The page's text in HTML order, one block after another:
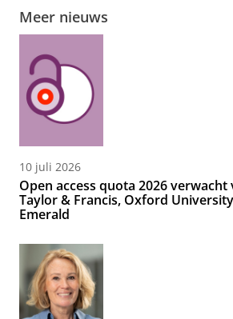
Meer nieuws
10 juli 2026
Open access quota 2026
Taylor & Francis, Oxford
Emerald